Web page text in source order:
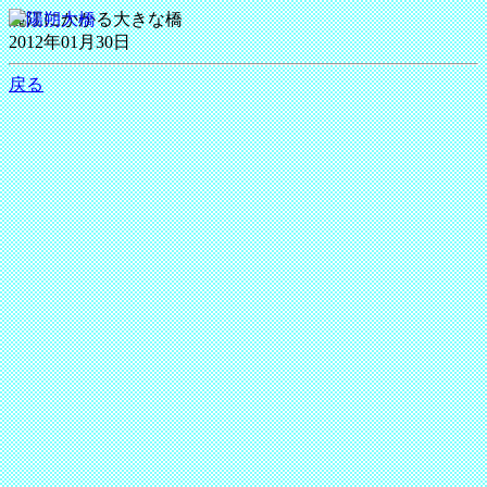
麗江にかかる大きな橋
2012年01月30日
戻る